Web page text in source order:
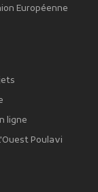
Européenne
ligne
Poulavi